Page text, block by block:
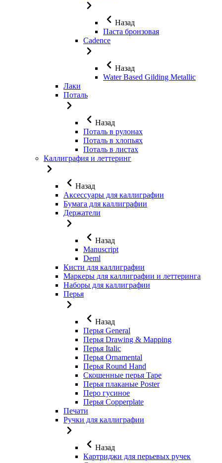
Назад
Паста бронзовая
Cadence
Назад
Water Based Gilding Metallic
Лаки
Поталь
Назад
Поталь в рулонах
Поталь в хлопьях
Поталь в листах
Каллиграфия и леттеринг
Назад
Аксессуары для каллиграфии
Бумага для каллиграфии
Держатели
Назад
Manuscript
Deml
Кисти для каллиграфии
Маркеры для каллиграфии и леттеринга
Наборы для каллиграфии
Перья
Назад
Перья General
Перья Drawing & Mapping
Перья Italic
Перья Ornamental
Перья Round Hand
Скошенные перья Tape
Перья плаканые Poster
Перо гусиное
Перья Copperplate
Печати
Ручки для каллиграфии
Назад
Картриджи для перьевых ручек